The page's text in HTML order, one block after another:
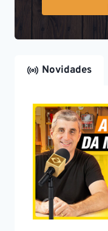
Novidades